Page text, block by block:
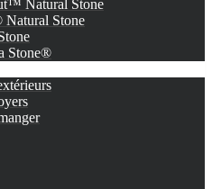
Natural Stone
Stone
Stone®